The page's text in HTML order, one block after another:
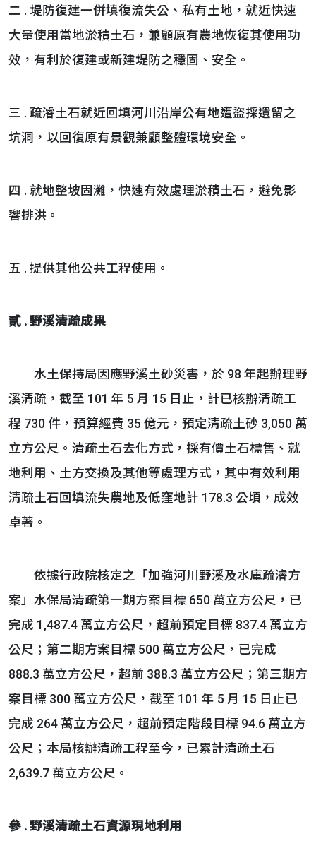
二 . 堤防復建一併填復流失公、私有土地，就近快速
大量使用當地淤積土石，兼顧原有農地恢復其使用功
效，有利於復建或新建堤防之穩固、安全。
三 . 疏濬土石就近回填河川沿岸公有地遭盜採遺留之
坑洞，以回復原有景觀兼顧整體環境安全。
四 . 就地整坡固灘，快速有效處理淤積土石，避免影
響排洪。
五 . 提供其他公共工程使用。
貳 . 野溪清疏成果
水土保持局因應野溪土砂災害，於 98 年起辦理野
溪清疏，截至 101 年 5 月 15 日止，計已核辦清疏工
程 730 件，預算經費 35 億元，預定清疏土砂 3,050 萬
立方公尺。清疏土石去化方式，採有價土石標售、就
地利用、土方交換及其他等處理方式，其中有效利用
清疏土石回填流失農地及低窪地計 178.3 公頃，成效
卓著。
依據行政院核定之「加強河川野溪及水庫疏濬方
案」水保局清疏第一期方案目標 650 萬立方公尺，已
完成 1,487.4 萬立方公尺，超前預定目標 837.4 萬立方
公尺；第二期方案目標 500 萬立方公尺，已完成
888.3 萬立方公尺，超前 388.3 萬立方公尺；第三期方
案目標 300 萬立方公尺，截至 101 年 5 月 15 日止已
完成 264 萬立方公尺，超前預定階段目標 94.6 萬立方
公尺；本局核辦清疏工程至今，已累計清疏土石
2,639.7 萬立方公尺。
參 . 野溪清疏土石資源現地利用